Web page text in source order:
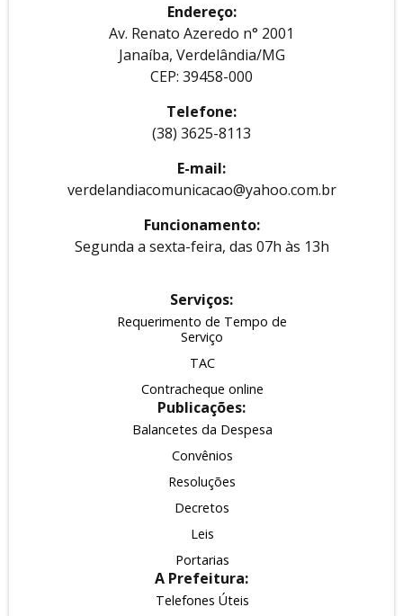
Endereço:
Av. Renato Azeredo n° 2001
Janaíba, Verdelândia/MG
CEP: 39458-000
Telefone:
(38) 3625-8113
E-mail:
verdelandiacomunicacao@yahoo.com.br
Funcionamento:
Segunda a sexta-feira, das 07h às 13h
Serviços:
Requerimento de Tempo de
Serviço
TAC
Contracheque online
Publicações:
Balancetes da Despesa
Convênios
Resoluções
Decretos
Leis
Portarias
A Prefeitura:
Telefones Úteis